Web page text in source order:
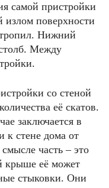
самой пристройки
излом поверхности
Нижний
Между
со стеной
её скатов.
заключается в
к стене дома от
часть – это
крыше её может
стыковки. Они